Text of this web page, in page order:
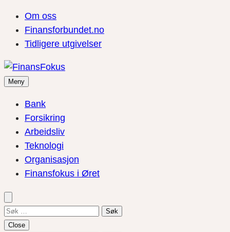
Om oss
Finansforbundet.no
Tidligere utgivelser
Meny
Bank
Forsikring
Arbeidsliv
Teknologi
Organisasjon
Finansfokus i Øret
Søk
etter:
Close